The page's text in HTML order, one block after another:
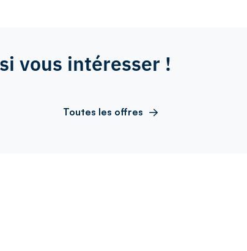
vous intéresser !
Toutes les offres